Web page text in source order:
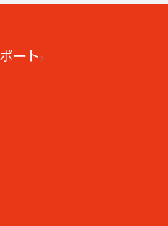
ート